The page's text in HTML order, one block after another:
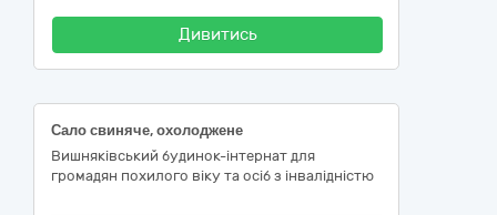
Дивитись
Сало свиняче, охолоджене
Вишняківський будинок-інтернат для
громадян похилого віку та осіб з інвалідністю